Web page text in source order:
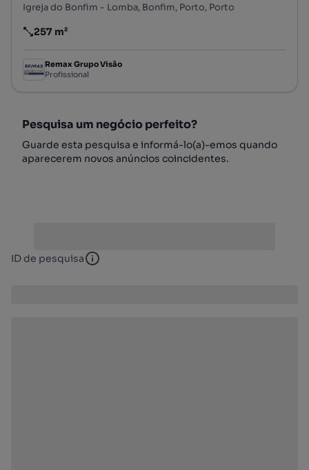
Igreja do Bonfim - Lomba, Bonfim, Porto, Porto
Preço por metro quadrado
257 m²
Remax Grupo Visão
Profissional
Pesquisa um negócio perfeito?
Guarde esta pesquisa e informá-lo(a)-emos quando
aparecerem novos anúncios coincidentes.
ID de pesquisa ID de pesquisa